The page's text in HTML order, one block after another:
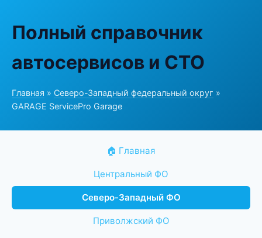
Полный справочник
автосервисов и СТО
Главная » Северо-Западный федеральный округ »
GARAGE ServicePro Garage
🏠 Главная
Центральный ФО
Северо-Западный ФО
Приволжский ФО